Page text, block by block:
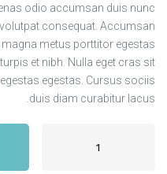
odio accumsan duis nunc
consequat. Accumsan
metus porttitor egestas
et nibh. Nulla eget cras sit
egestas. Cursus sociis
duis diam curabitur lacus.